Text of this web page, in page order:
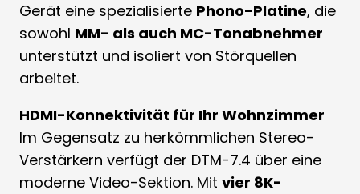
Gerät eine spezialisierte Phono-Platine, die
sowohl MM- als auch MC-Tonabnehmer
unterstützt und isoliert von Störquellen
arbeitet.
HDMI-Konnektivität für Ihr Wohnzimmer
Im Gegensatz zu herkömmlichen Stereo-
Verstärkern verfügt der DTM-7.4 über eine
moderne Video-Sektion. Mit vier 8K-